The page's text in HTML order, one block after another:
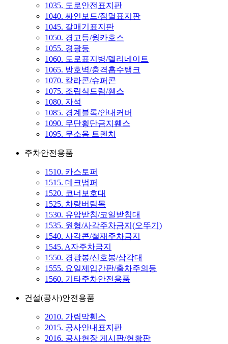
1035. 도로안전표지판
1040. 싸인보드/점멸표지판
1045. 갈매기표지판
1050. 경고등/윙카호스
1055. 경광등
1060. 도로표지병/델리네이트
1065. 방호벽/충격흡수탱크
1070. 칼라콘/슈퍼콘
1075. 조립식드럼/휀스
1080. 자석
1085. 경계블록/안내커버
1090. 무단횡단금지휀스
1095. 무소음 트렌치
주차안전용품
1510. 카스토퍼
1515. 데크범퍼
1520. 코너보호대
1525. 차량버팀목
1530. 유압받침/코일받침대
1535. 원형/사각주차금지(오뚜기)
1540. 사각콘/철재주차금지
1545. A자주차금지
1550. 경광봉/신호봉/삼각대
1555. 요일제입간판/출차주의등
1560. 기타주차안전용품
건설(공사)안전용품
2010. 가림막휀스
2015. 공사안내표지판
2016. 공사현장 게시판/현황판